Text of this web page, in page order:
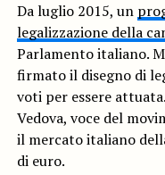
Da luglio 2015, un
legalizzazione della
Parlamento italiano.
firmato il disegno di
voti per essere
Vedova, voce del
il mercato italiano
di euro.